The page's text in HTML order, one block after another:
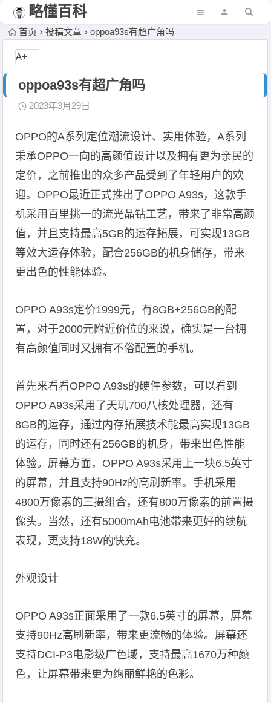
略懂百科
首页 投稿文章 oppoa93s有超广角吗
oppoa93s有超广角吗
2023年3月29日
OPPO的A系列定位潮流设计、实用体验，A系列
秉承OPPO一向的高颜值设计以及拥有更为亲民的
定价，之前推出的众多产品受到了年轻用户的欢
迎。OPPO最近正式推出了OPPO A93s，这款手
机采用百里挑一的流光晶钻工艺，带来了非常高颜
值，并且支持最高5GB的运存拓展，可实现13GB
等效大运存体验，配合256GB的机身储存，带来
更出色的性能体验。
OPPO A93s定价1999元，有8GB+256GB的配
置，对于2000元附近价位的来说，确实是一台拥
有高颜值同时又拥有不俗配置的手机。
首先来看看OPPO A93s的硬件参数，可以看到
OPPO A93s采用了天玑700八核处理器，还有
8GB的运存，通过内存拓展技术能最高实现13GB
的运存，同时还有256GB的机身，带来出色性能
体验。屏幕方面，OPPO A93s采用上一块6.5英寸
的屏幕，并且支持90Hz的高刷新率。手机采用
4800万像素的三摄组合，还有800万像素的前置摄
像头。当然，还有5000mAh电池带来更好的续航
表现，更支持18W的快充。
外观设计
OPPO A93s正面采用了一款6.5英寸的屏幕，屏幕
支持90Hz高刷新率，带来更流畅的体验。屏幕还
支持DCI-P3电影级广色域，支持最高1670万种颜
色，让屏幕带来更为绚丽鲜艳的色彩。
A+